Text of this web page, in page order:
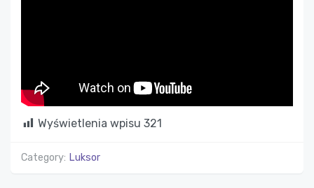
Wyświetlenia wpisu 321
Category: Luksor